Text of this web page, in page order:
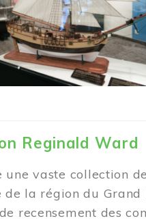
Reginald Ward
une vaste collection
la région du
recensement des